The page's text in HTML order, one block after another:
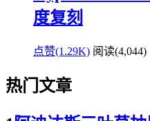
度复刻
点赞(1.29K) 阅读(4,044)
热门文章